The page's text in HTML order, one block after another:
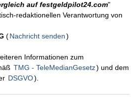
auf festgeldpilot24.com"
redaktionellen Verantwortung von
(Nachricht senden )
Informationen zum
TMG - TeleMedianGesetz) und dem
DSGVO).